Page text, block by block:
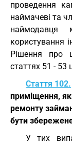
проведення
наймачеві та
користування
Рішення про
статтях 51 - 53
Стаття 102.
приміщення,
ремонту
бути
У тих